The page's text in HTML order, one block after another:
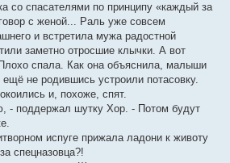
со спасателями по принципу «каждый за
с женой... Раль уже совсем
и встретила мужа радостной
заметно отросшие клычки. А вот
спала. Как она объяснила, малыши
не родившись устроили потасовку.
и, похоже, спят.
- поддержал шутку Хор. - Потом будут
испуге прижала ладони к животу
спецназовца?!